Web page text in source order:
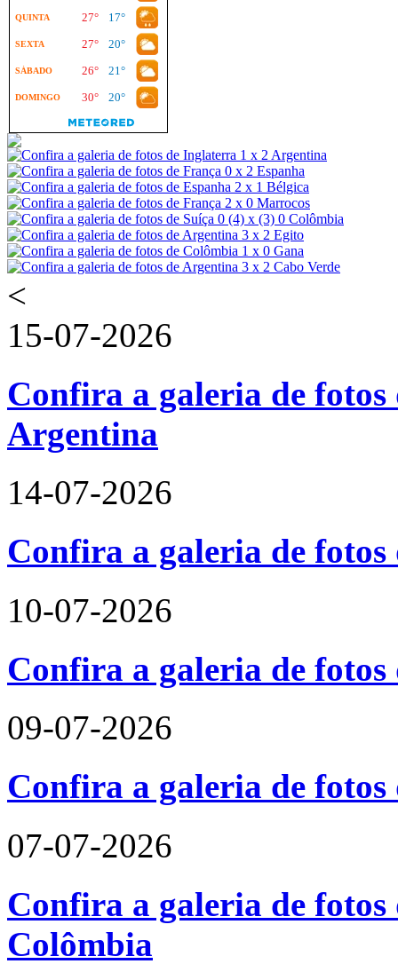
<
15-07-2026
Confira a galeria de
Argentina
14-07-2026
Confira a galeria de
10-07-2026
Confira a galeria de fotos
09-07-2026
Confira a galeria de
07-07-2026
Confira a galeria de fotos
Colômbia